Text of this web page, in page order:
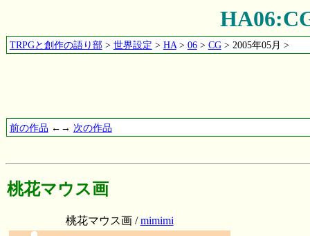
TRPGと創作の語り部> 世界設定 > HA> 06> CG> 2005年05月 >
前の作品 ←→ 次の作品
桃花マウス画
桃花マウス画 /mimimi